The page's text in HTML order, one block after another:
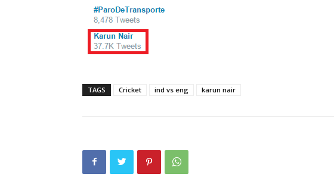
TAGS Cricket ind vs eng karun nair